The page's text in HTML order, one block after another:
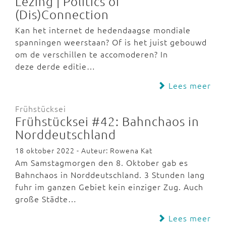
(Dis)Connection
Kan het internet de hedendaagse mondiale
spanningen weerstaan? Of is het juist gebouwd
om de verschillen te accomoderen? In
deze derde editie…
Lees meer
Frühstücksei
Frühstücksei #42: Bahnchaos in
Norddeutschland
18 oktober 2022 - Auteur: Rowena Kat
Am Samstagmorgen den 8. Oktober gab es
Bahnchaos in Norddeutschland. 3 Stunden lang
fuhr im ganzen Gebiet kein einziger Zug. Auch
große Städte…
Lees meer